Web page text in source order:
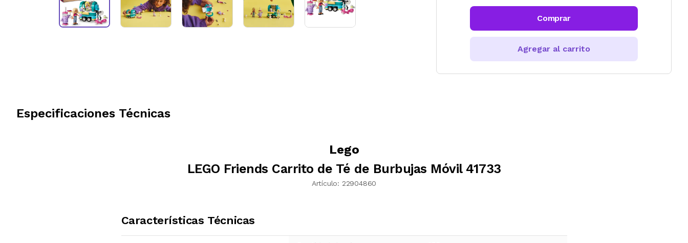
Comprar
Agregar al carrito
Especificaciones Técnicas
Lego
LEGO Friends Carrito de Té de Burbujas Móvil 41733
Artículo: 22904860
Características Técnicas